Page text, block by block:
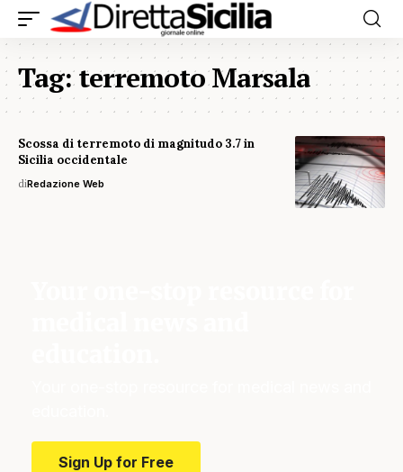
Tag:terremoto Marsala
Scossa di terremoto di magnitudo 3.7 in
Sicilia occidentale
diRedazione Web
Sign Up for Free